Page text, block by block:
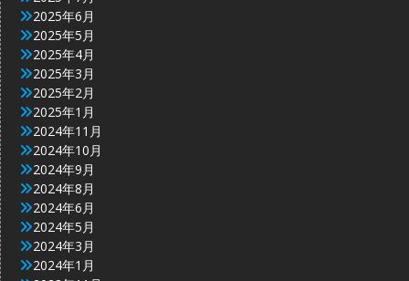
2025年6月
2025年5月
2025年4月
2025年3月
2025年2月
2025年1月
2024年11月
2024年10月
2024年9月
2024年8月
2024年6月
2024年5月
2024年3月
2024年1月